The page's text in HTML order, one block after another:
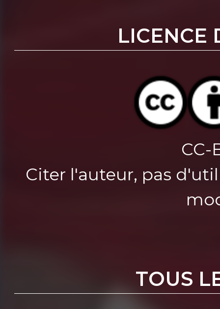
LICENCE
CC-
Citer l'auteur, pas
TOUS